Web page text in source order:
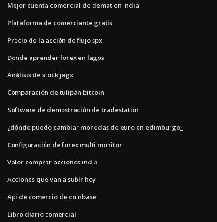
Mejor cuenta comercial de demat en india
Plataforma de comerciante gratis
Precio de la acción de flujo spx
Donde aprender forex en lagos
Análisis de stock jagx
Comparación de tulipán bitcoin
Software de demostración de tradestation
¿dónde puedo cambiar monedas de euro en edimburgo_
Configuración de forex multi monitor
Valor comprar acciones india
Acciones que van a subir hoy
Api de comercio de coinbase
Libro diario comercial